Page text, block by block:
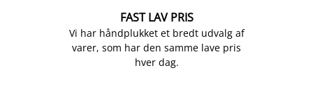
FAST LAV PRIS
Vi har håndplukket et bredt udvalg af
varer, som har den samme lave pris
hver dag.